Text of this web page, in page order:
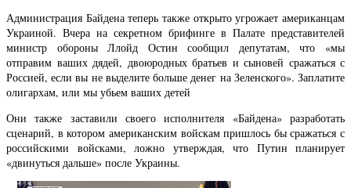
Администрация Байдена теперь также открыто угрожает американцам
Украиной. Вчера на секретном брифинге в Палате представителей
министр обороны Ллойд Остин сообщил депутатам, что «мы
отправим ваших дядей, двоюродных братьев и сыновей сражаться с
Россией, если вы не выделите больше денег на Зеленского». Заплатите
олигархам, или мы убьем ваших детей
Они также заставили своего исполнителя «Байдена» разработать
сценарий, в котором американским войскам пришлось бы сражаться с
российскими войсками, ложно утверждая, что Путин планирует
«двинуться дальше» после Украины.